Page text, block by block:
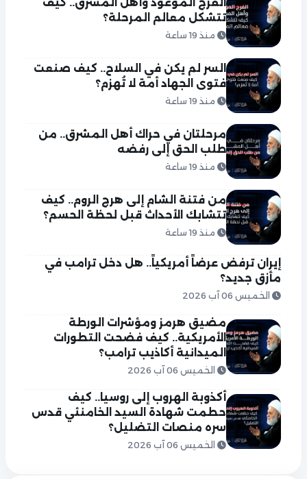
تتشكل معالم المرحلة؟
منذ 19 ساعة
السر لم يكن في السلاح.. كيف صنعت
فتوى الجهاد أمة لا تُهزم؟
منذ 19 ساعة
مرحلتان في حراك أهل المشرق.. من
طلب الحق إلى رفضه
منذ 19 ساعة
من فتنة الشام إلى هرج الروم.. كيف
تتشابك الأحداث قبل لحظة الحسم؟
منذ 19 ساعة
إيران ترفض عرضاً أمريكياً.. هل دخل ترامب في
مأزق جديد؟
الخميس 06 آب 2026
مضيق هرمز ومؤشرات الورطة
الأمريكية.. كيف فضحت التطورات
الميدانية أكاذيب ترامب؟
الخميس 06 آب 2026
أكذوبة الهروب إلى روسيا.. كيف
حطمت شهادة السيد الخامنئي قدس
سره منصات التضليل؟
الخميس 06 آب 2026